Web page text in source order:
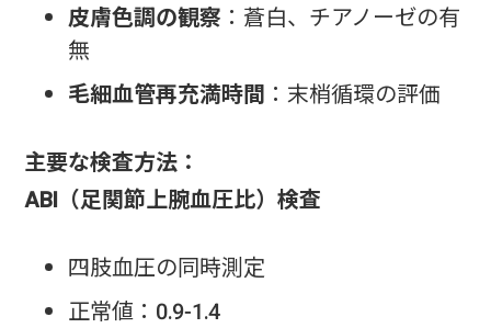
皮膚色調の観察 ：蒼白、チアノーゼの有
無
毛細血管再充満時間 ：末梢循環の評価
主要な検査方法：
ABI（足関節上腕血圧比）検査
四肢血圧の同時測定
正常値：0.9-1.4